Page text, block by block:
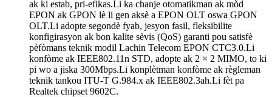
ak ki estab, pri-efikas.Li ka chanje otomatikman ak mòd
EPON ak GPON lè li gen aksè a EPON OLT oswa GPON
OLT.Li adopte segondè fyab, jesyon fasil, fleksibilite
konfigirasyon ak bon kalite sèvis (QoS) garanti pou satisfè
pèfòmans teknik modil Lachin Telecom EPON CTC3.0.Li
konfòme ak IEEE802.11n STD, adopte ak 2 × 2 MIMO, to ki
pi wo a jiska 300Mbps.Li konplètman konfòme ak règleman
teknik tankou ITU-T G.984.x ak IEEE802.3ah.Li fèt pa
Realtek chipset 9602C.